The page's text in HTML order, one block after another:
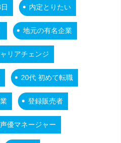
内定とりたい
地元の有名企業
リアチェンジ
20代 初めて転職
登録販売者
声優マネージャー